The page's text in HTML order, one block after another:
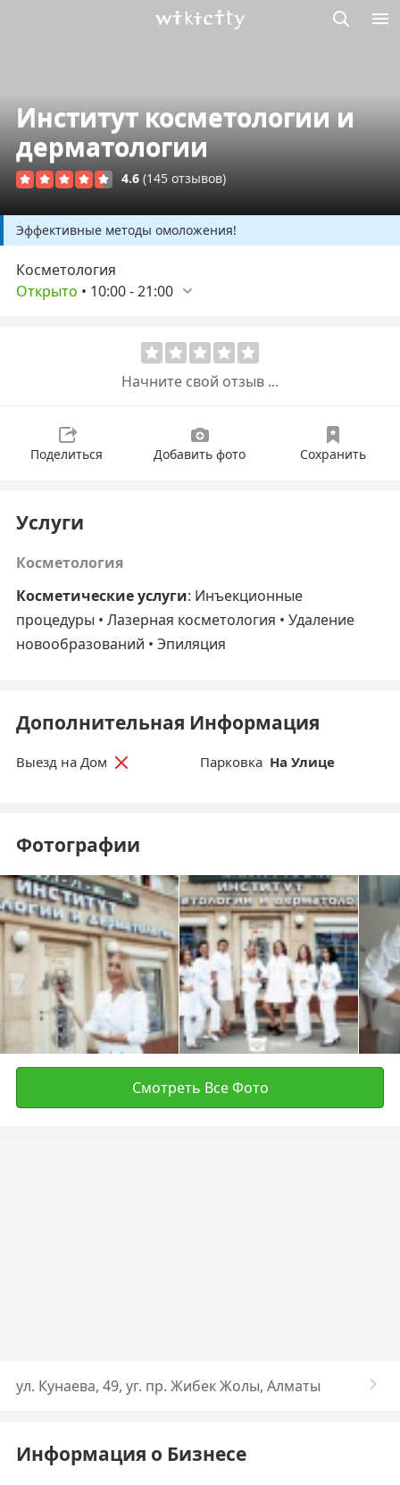
Институт косметологии и
дерматологии
4.6 (145 отзывов)
Эффективные методы омоложения!
Косметология
Открыто • 10:00-21:00
Начните свой отзыв ...
Поделиться Добавить фото Сохранить
Услуги
Косметология
Косметические услуги: Инъекционные
процедуры • Лазерная косметология • Удаление
новообразований • Эпиляция
Дополнительная Информация
Выезд на Дом Парковка На Улице
Фотографии
Смотреть Все Фото
ул. Кунаева, 49, уг. пр. Жибек Жолы, Алматы
Информация о Бизнесе